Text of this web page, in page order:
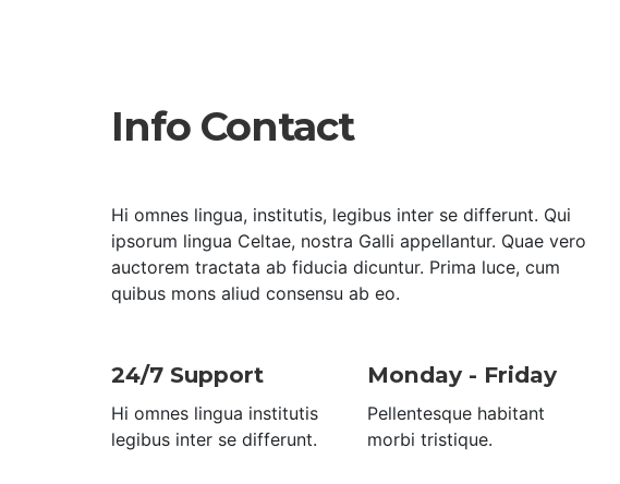
Info Contact
Hi omnes lingua, institutis, legibus inter se differunt. Qui
ipsorum lingua Celtae, nostra Galli appellantur. Quae vero
auctorem tractata ab fiducia dicuntur. Prima luce, cum
quibus mons aliud consensu ab eo.
24/7 Support
Hi omnes lingua institutis
legibus inter se differunt.
Monday - Friday
Pellentesque habitant
morbi tristique.